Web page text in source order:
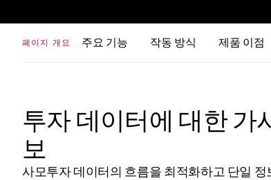
페이지 개요 주요 기능 작동 방식 제품 이점
투자 데이터에 대한 가
보
사모투자 데이터의 흐름을 최적화하고 단일